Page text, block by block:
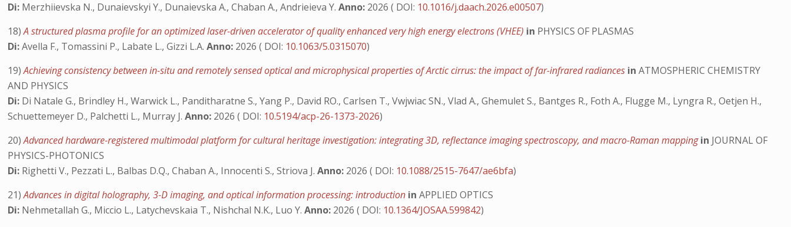
Di: Merzhiievska N., Dunaievskyi Y., Dunaievska A., Chaban A., Andrieieva Y.Anno: 2026 ( DOI: 10.1016/j.daach.2026.e00507)
18)A structured plasma profile for an optimized laser-driven accelerator of quality enhanced very high energy electrons (VHEE) in PHYSICS OF PLASMAS
Di:Avella F., Tomassini P., Labate L., Gizzi L.A.Anno: 2026 ( DOI: 10.1063/5.0315070)
19)Achieving consistency between in-situ and remotely sensed optical and microphysical properties of Arctic cirrus: the impact of far-infrared radiances in ATMOSPHERIC CHEMISTRY
AND PHYSICS
Di: Di Natale G., Brindley H., Warwick L., Panditharatne S., Yang P., David RO., Carlsen T., Vwjwiac SN., Vlad A., Ghemulet S., Bantges R., Foth A., Flugge M., Lyngra R., Oetjen H.,
Schuettemeyer D., Palchetti L., Murray J.Anno: 2026 ( DOI: 10.5194/acp-26-1373-2026)
20)Advanced hardware-registered multimodal platform for cultural heritage investigation: integrating 3D, reflectance imaging spectroscopy, and macro-Raman mappingin JOURNAL OF
PHYSICS-PHOTONICS
Di: Righetti V., Pezzati L., Balbas D.Q., Chaban A., Innocenti S., Striova J.Anno: 2026 ( DOI: 10.1088/2515-7647/ae6bfa)
21)Advances in digital holography, 3-D imaging, and optical information processing: introduction in APPLIED OPTICS
Di: Nehmetallah G., Miccio L., Latychevskaia T., Nishchal N.K., Luo Y.Anno: 2026 ( DOI: 10.1364/JOSAA.599842)